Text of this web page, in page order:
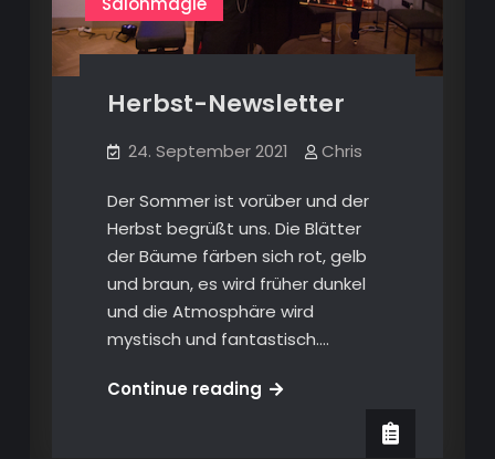
Herbst-Newsletter
24. September 2021 Chris
Der Sommer ist vorüber und der
Herbst begrüßt uns. Die Blätter
der Bäume färben sich rot, gelb
und braun, es wird früher dunkel
und die Atmosphäre wird
mystisch und fantastisch.…
Continue readingHerbst-